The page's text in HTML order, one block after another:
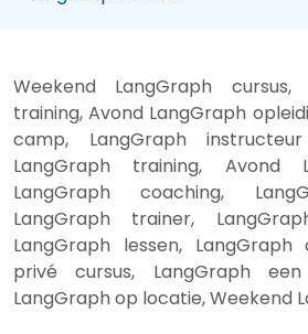
Weekend LangGraph cursus,
training, Avond LangGraph
camp, LangGraph
LangGraph training, Avond
LangGraph coaching,
LangGraph trainer,
LangGraph lessen, LangGraph
privé cursus, LangGraph
LangGraph op locatie, Weekend